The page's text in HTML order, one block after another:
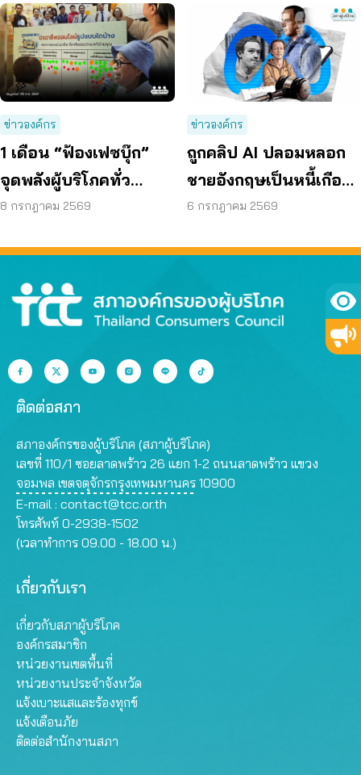
ท่วงที
ข่าวองค์กร
1 เดือน “ฟ้องเฟซบุ๊ก”
จุดพลังผู้บริโภคทั่ว
ประเทศ ดันแพลตฟอร์ม
8 กรกฎาคม 2569
ข่าวองค์กร
ถูกคลิป AI ปลอมหลอก
ชายอังกฤษเป็นหนี้เกือบ
30 ปี ก่อน ผู้เสียหายรวม
6 กรกฎาคม 2569
ติดต่อสภา
สภาองค์กรของผู้บริโภค (สภาผู้บริโภค)
เลขที่ 110/1 ซอยลาดพร้าว 26 แยก 1-2 ถนนลาดพร้าว แขวง
จอมพล เขตจตุจักรกรุงเทพมหานคร 10900
E-mail : contact@tcc.or.th
โทรศัพท์ 0-2938-1502
(เวลาทำการ 09.00 - 18.00 น.)
เกี่ยวกับเรา
เกี่ยวกับสภาผู้บริโภค
องค์กรสมาชิก
หน่วยงานเขตพื้นที่
หน่วยงานประจำจังหวัด
แจ้งเบาะแสและร้องทุกข์
แจ้งเตือนภัย
ติดต่อสำนักงานสภา